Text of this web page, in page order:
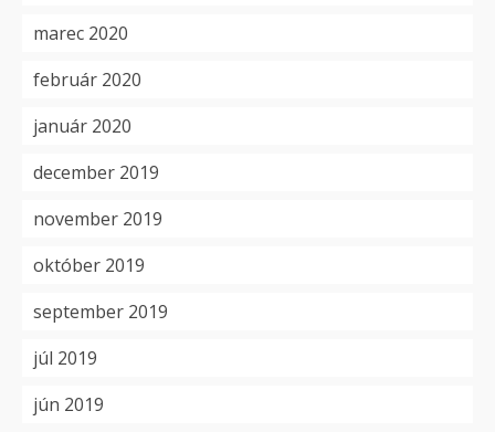
marec 2020
február 2020
január 2020
december 2019
november 2019
október 2019
september 2019
júl 2019
jún 2019